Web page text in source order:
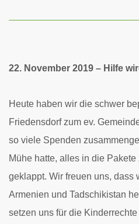
22. November 2019 – Hilfe
Heute haben wir die schwer
Friedensdorf zum ev.
so viele Spenden
Mühe hatte, alles in die Pakete
geklappt. Wir freuen uns, dass
Armenien und Tadschikistan
setzen uns für die